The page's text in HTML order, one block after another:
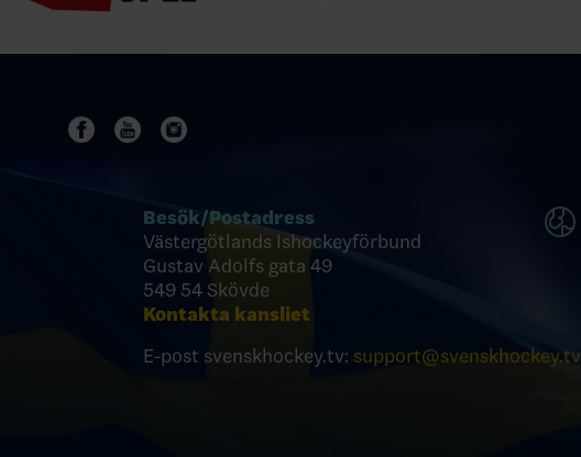
Besök/Postadress
Västergötlands Ishockeyförbund
Gustav Adolfs gata 49
549 54 Skövde
Kontakta kansliet
E-post svenskhockey.tv: support@svenskhockey.tv